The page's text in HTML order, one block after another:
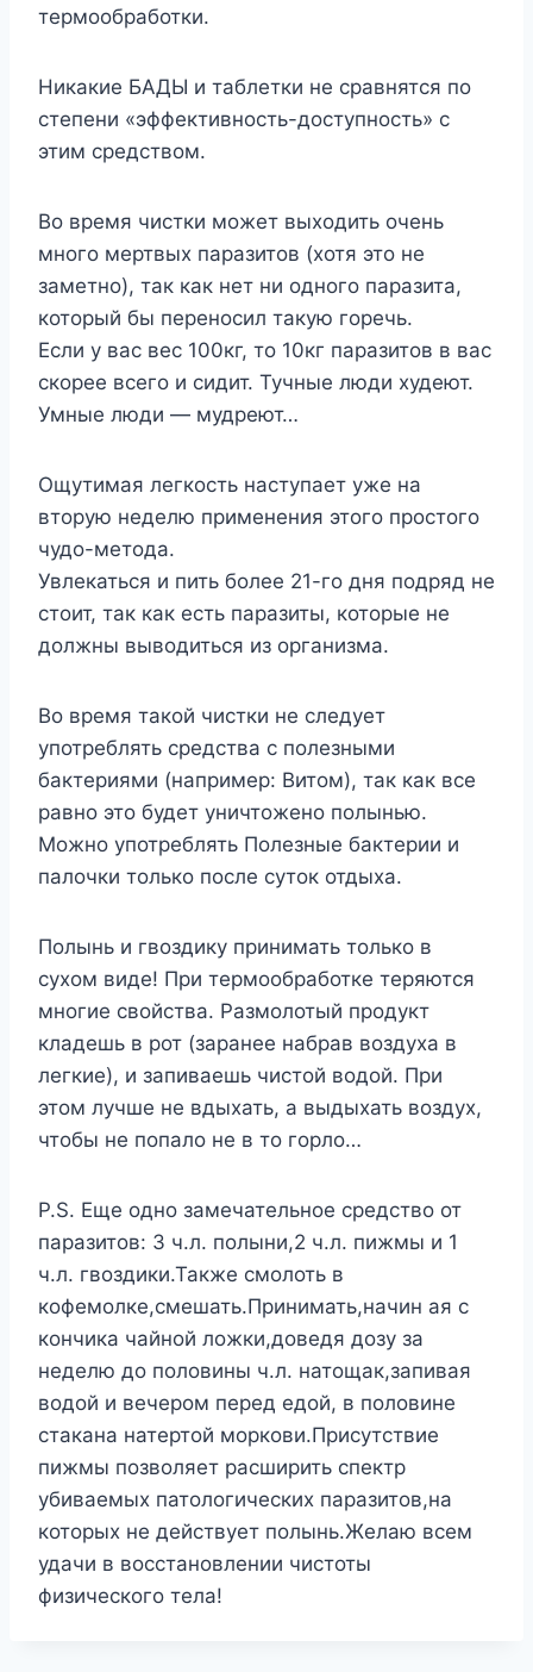
термообработки.
Никакие БАДЫ и таблетки не сравнятся по
степени «эффективность-доступность» с
этим средством.
Во время чистки может выходить очень
много мертвых паразитов (хотя это не
заметно), так как нет ни одного паразита,
который бы переносил такую горечь.
Если у вас вес 100кг, то 10кг паразитов в вас
скорее всего и сидит. Тучные люди худеют.
Умные люди — мудреют…
Ощутимая легкость наступает уже на
вторую неделю применения этого простого
чудо-метода.
Увлекаться и пить более 21-го дня подряд не
стоит, так как есть паразиты, которые не
должны выводиться из организма.
Во время такой чистки не следует
употреблять средства с полезными
бактериями (например: Витом), так как все
равно это будет уничтожено полынью.
Можно употреблять Полезные бактерии и
палочки только после суток отдыха.
Полынь и гвоздику принимать только в
сухом виде! При термообработке теряются
многие свойства. Размолотый продукт
кладешь в рот (заранее набрав воздуха в
легкие), и запиваешь чистой водой. При
этом лучше не вдыхать, а выдыхать воздух,
чтобы не попало не в то горло…
P.S. Еще одно замечательное средство от
паразитов: 3 ч.л. полыни,2 ч.л. пижмы и 1
ч.л. гвоздики.Также смолоть в
кофемолке,смешать.Принимать,начин ая с
кончика чайной ложки,доведя дозу за
неделю до половины ч.л. натощак,запивая
водой и вечером перед едой, в половине
стакана натертой моркови.Присутствие
пижмы позволяет расширить спектр
убиваемых патологических паразитов,на
которых не действует полынь.Желаю всем
удачи в восстановлении чистоты
физического тела!